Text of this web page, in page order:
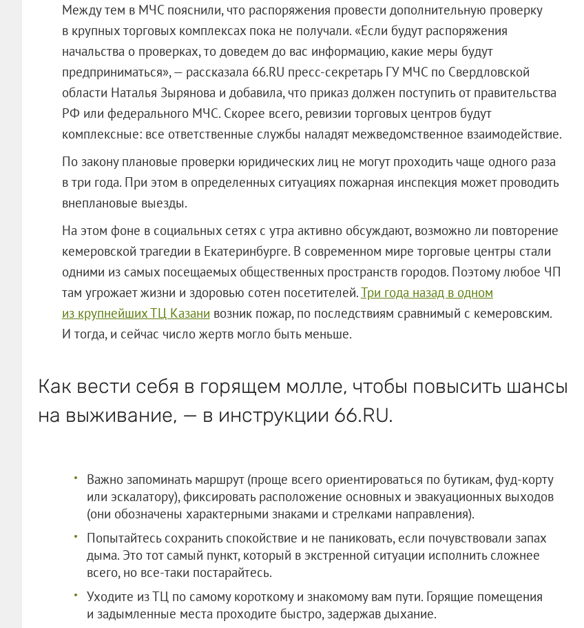
Между тем в МЧС пояснили, что распоряжения провести дополнительную проверку
в крупных торговых комплексах пока не получали. «Если будут распоряжения
начальства о проверках, то доведем до вас информацию, какие меры будут
предприниматься», — рассказала 66.RU пресс-секретарь ГУ МЧС по Свердловской
области Наталья Зырянова и добавила, что приказ должен поступить от правительства
РФ или федерального МЧС. Скорее всего, ревизии торговых центров будут
комплексные: все ответственные службы наладят межведомственное взаимодействие.
По закону плановые проверки юридических лиц не могут проходить чаще одного раза
в три года. При этом в определенных ситуациях пожарная инспекция может проводить
внеплановые выезды.
На этом фоне в социальных сетях с утра активно обсуждают, возможно ли повторение
кемеровской трагедии в Екатеринбурге. В современном мире торговые центры стали
одними из самых посещаемых общественных пространств городов. Поэтому любое ЧП
там угрожает жизни и здоровью сотен посетителей.Три года назад в одном
из крупнейших ТЦ Казани возник пожар, по последствиям сравнимый с кемеровским.
И тогда, и сейчас число жертв могло быть меньше.
Как вести себя в горящем молле, чтобы повысить шансы
на выживание, — в инструкции 66.RU.
Важно запоминать маршрут (проще всего ориентироваться по бутикам, фуд-корту
или эскалатору), фиксировать расположение основных и эвакуационных выходов
(они обозначены характерными знаками и стрелками направления).
Попытайтесь сохранить спокойствие и не паниковать, если почувствовали запах
дыма. Это тот самый пункт, который в экстренной ситуации исполнить сложнее
всего, но все-таки постарайтесь.
Уходите из ТЦ по самому короткому и знакомому вам пути. Горящие помещения
и задымленные места проходите быстро, задержав дыхание.